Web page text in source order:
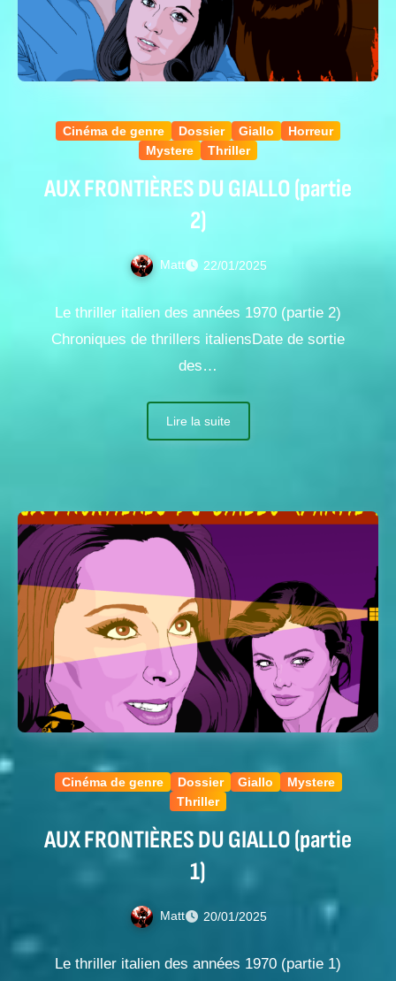
Cinéma de genre Dossier Giallo
Horreur
Mystere
Thriller
AUX FRONTIÈRES DU GIALLO (partie
2)
Matt 22/01/2025
Le thriller italien des années 1970 (partie 2)
Chroniques de thrillers italiensDate de sortie
des…
Lire la suite
Cinéma de genre Dossier Giallo
Mystere
Thriller
AUX FRONTIÈRES DU GIALLO (partie
1)
Matt 20/01/2025
Le thriller italien des années 1970 (partie 1)